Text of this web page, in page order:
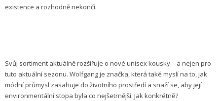
existence a rozhodně nekončí.
Svůj sortiment aktuálně rozšiřuje o nové unisex kousky – a nejen pro
tuto aktuální sezonu. Wolfgang je značka, která také myslí na to, jak
módní průmysl zasahuje do životního prostředí a snaží se, aby její
environmentální stopa byla co nejšetrnější. Jak konkrétně?